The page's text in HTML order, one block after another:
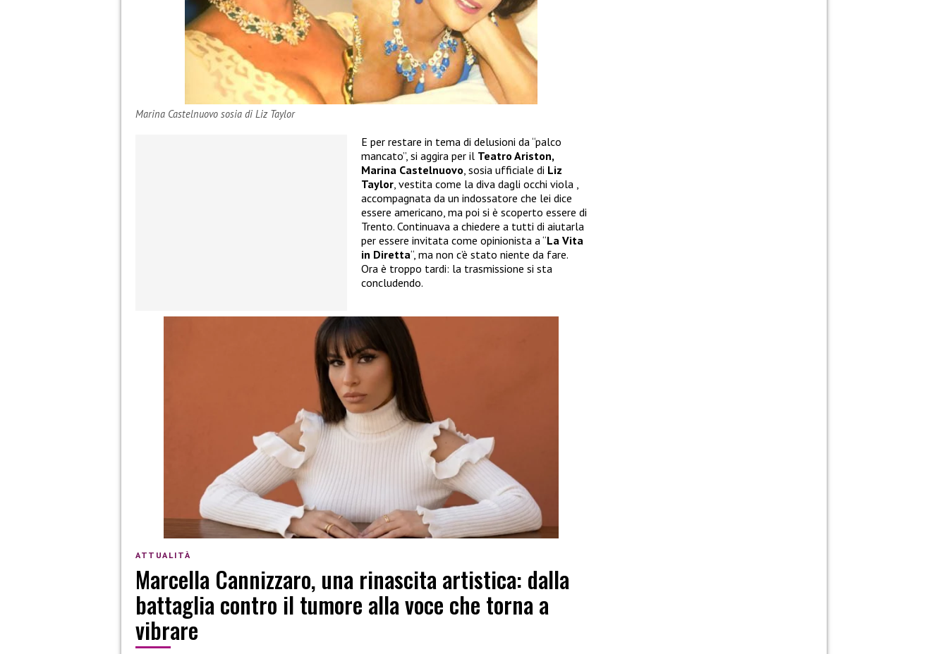
Marina Castelnuovo sosia di Liz Taylor
E per restare in tema di delusioni da “palco
mancato”, si aggira per il Teatro Ariston,
Marina Castelnuovo , sosia ufficiale di Liz
Taylor , vestita come la diva dagli occhi viola ,
accompagnata da un indossatore che lei dice
essere americano, ma poi si è scoperto essere di
Trento. Continuava a chiedere a tutti di aiutarla
per essere invitata come opinionista a “La Vita
in Diretta“, ma non c’è stato niente da fare.
Ora è troppo tardi: la trasmissione si sta
concludendo.
ATTUALITÀ
Marcella Cannizzaro, una rinascita artistica: dalla
battaglia contro il tumore alla voce che torna a
vibrare